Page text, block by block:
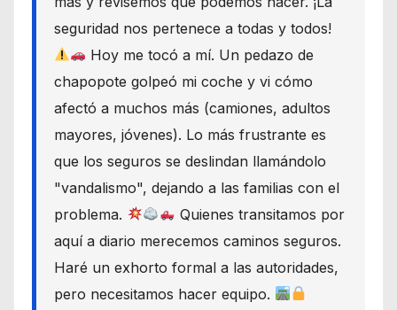
seguridad nos pertenece a todas y todos!
Hoy me tocó a mí. Un pedazo de
chapopote golpeó mi coche y vi cómo
afectó a muchos más (camiones, adultos
mayores, jóvenes). Lo más frustrante es
que los seguros se deslindan llamándolo
"vandalismo", dejando a las familias con el
problema.
Quienes transitamos por
aquí a diario merecemos caminos seguros.
Haré un exhorto formal a las autoridades,
pero necesitamos hacer equipo.